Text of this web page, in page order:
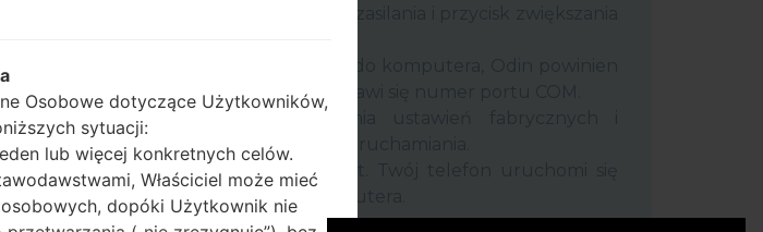
wykryć telefon, a na ekranie pojawi się numer portu COM.
Podaj tylko czas przywracania ustawień fabrycznych i
automatycznego ponownego uruchamiania.
Na koniec naciśnij klawisz Start. Twój telefon uruchomi się
ponownie i odłączy się od komputera.
Osobowe dotyczące Użytkowników,
sytuacji:
lub więcej konkretnych celów.
Właściciel może mieć
dopóki Użytkownik nie